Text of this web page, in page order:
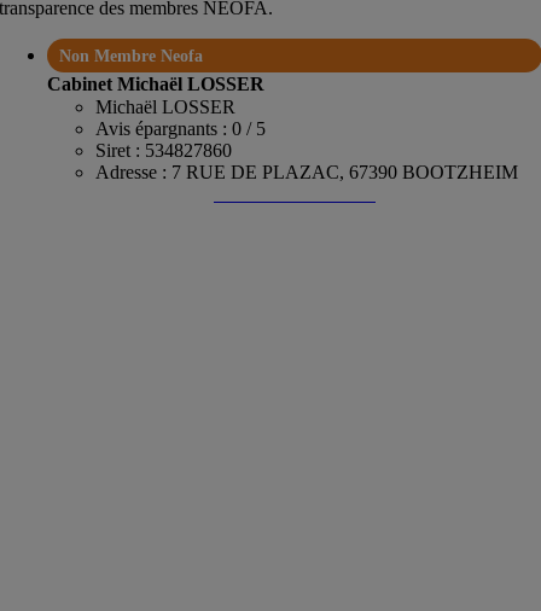
transparence des membres NEOFA.
Non Membre Neofa
Cabinet Michaël LOSSER
Michaël LOSSER
Avis épargnants : 0 / 5
Siret : 534827860
Adresse : 7 RUE DE PLAZAC, 67390 BOOTZHEIM